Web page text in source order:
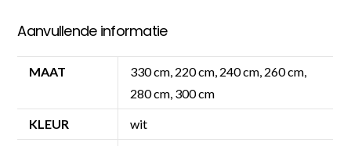
Aanvullende informatie
MAAT
330 cm, 220 cm, 240 cm, 260 cm,
280 cm, 300 cm
KLEUR wit